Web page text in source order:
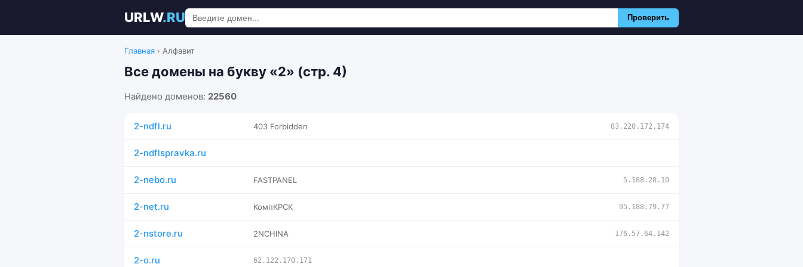
URLW.RU Проверить
Главная › Алфавит
Все домены на букву «2» (стр. 4)
Найдено доменов: 22560
2-ndfl.ru 403 Forbidden 83.220.172.174
2-ndflspravka.ru
2-nebo.ru FASTPANEL 5.188.28.10
2-net.ru КомпКРСК 95.188.79.77
2-nstore.ru 2NCHINA 176.57.64.142
2-o.ru 62.122.170.171